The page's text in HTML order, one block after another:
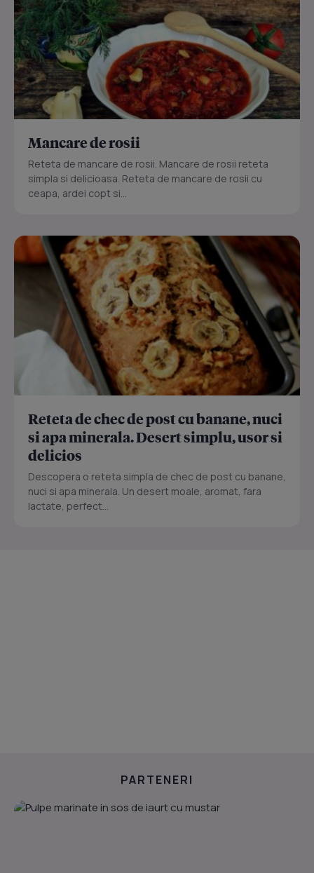
Mancare de rosii
Reteta de mancare de rosii. Mancare de rosii reteta
simpla si delicioasa. Reteta de mancare de rosii cu
ceapa, ardei copt si...
Reteta de chec de post cu banane, nuci
si apa minerala. Desert simplu, usor si
delicios
Descopera o reteta simpla de chec de post cu banane,
nuci si apa minerala. Un desert moale, aromat, fara
lactate, perfect...
PARTENERI